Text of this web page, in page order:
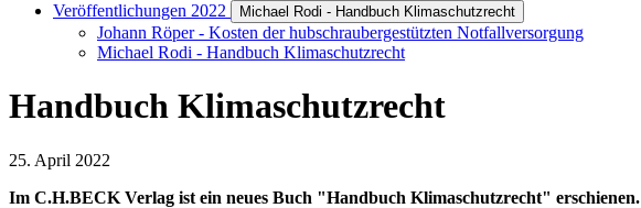
Veröffentlichungen 2022 Michael Rodi - Handbuch Klimaschutzrecht
Johann Röper - Kosten der hubschraubergestützten Notfallversorgung
Michael Rodi - Handbuch Klimaschutzrecht
Handbuch Klimaschutzrecht
25. April 2022
Im C.H.BECK Verlag ist ein neues Buch "Handbuch Klimaschutzrecht" erschienen.